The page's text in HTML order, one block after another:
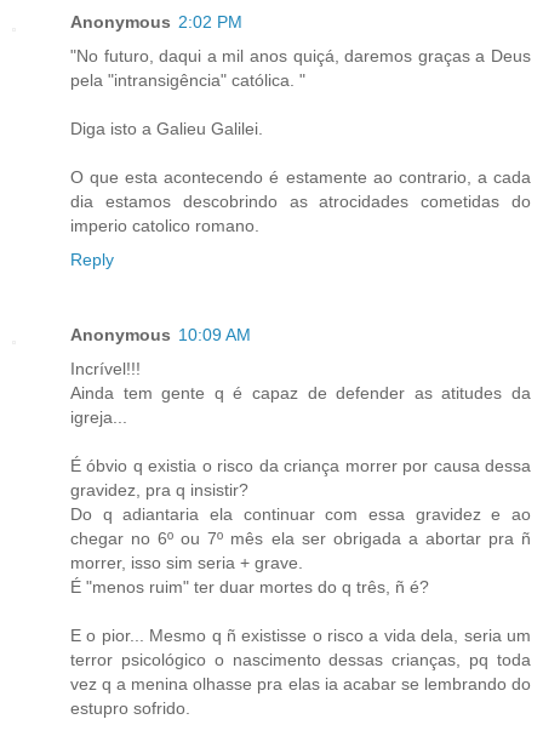
Anonymous 2:02 PM
"No futuro, daqui a mil anos quiçá, daremos graças a Deus
pela "intransigência" católica. "
Diga isto a Galieu Galilei.
O que esta acontecendo é estamente ao contrario, a cada
dia estamos descobrindo as atrocidades cometidas do
imperio catolico romano.
Reply
Anonymous 10:09 AM
Incrível!!!
Ainda tem gente q é capaz de defender as atitudes da
igreja...
É óbvio q existia o risco da criança morrer por causa dessa
gravidez, pra q insistir?
Do q adiantaria ela continuar com essa gravidez e ao
chegar no 6º ou 7º mês ela ser obrigada a abortar pra ñ
morrer, isso sim seria + grave.
É "menos ruim" ter duar mortes do q três, ñ é?
E o pior... Mesmo q ñ existisse o risco a vida dela, seria um
terror psicológico o nascimento dessas crianças, pq toda
vez q a menina olhasse pra elas ia acabar se lembrando do
estupro sofrido.